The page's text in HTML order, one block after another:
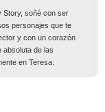
Story, soñé con ser
personajes que te
y con un corazón
absoluta de las
en Teresa.